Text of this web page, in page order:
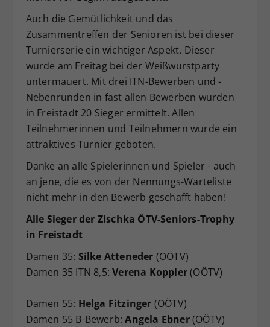
Auch die Gemütlichkeit und das
Zusammentreffen der Senioren ist bei dieser
Turnierserie ein wichtiger Aspekt. Dieser
wurde am Freitag bei der Weißwurstparty
untermauert. Mit drei ITN-Bewerben und -
Nebenrunden in fast allen Bewerben wurden
in Freistadt 20 Sieger ermittelt. Allen
Teilnehmerinnen und Teilnehmern wurde ein
attraktives Turnier geboten.
Danke an alle Spielerinnen und Spieler - auch
an jene, die es von der Nennungs-Warteliste
nicht mehr in den Bewerb geschafft haben!
Alle Sieger der Zischka ÖTV-Seniors-Trophy
in Freistadt
Damen 35: Silke Atteneder (OÖTV)
Damen 35 ITN 8,5:Verena Koppler(OÖTV)
Damen 55: Helga Fitzinger (OÖTV)
Damen 55 B-Bewerb:Angela Ebner(OÖTV)
Zweck
Dieser Wert speichert Ihre Consent-
Einstellungen. Unter anderem eine
zufällig generierte ID, für die
historische Speicherung Ihrer
vorgenommen Einstellungen, falls der
Webseiten-Betreiber dies eingestellt
hat.